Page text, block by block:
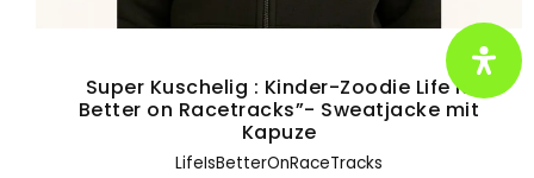
Super Kuschelig : Kinder-Zoodie Life is
Better on Racetracks”- Sweatjacke mit
Kapuze
LifeIsBetterOnRaceTracks